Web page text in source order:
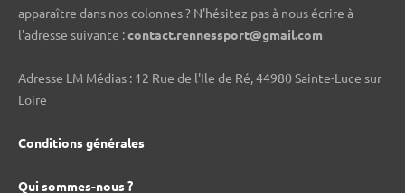
apparaître dans nos colonnes ? N'hésitez pas à nous écrire à
l'adresse suivante :contact.rennessport@gmail.com
Adresse LM Médias : 12 Rue de l'Ile de Ré, 44980 Sainte-Luce sur
Loire
Conditions générales
Qui sommes-nous ?